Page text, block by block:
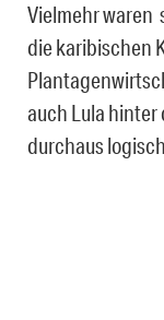
Vielmehr waren
die karibischen
auch Lula hinter
durchaus